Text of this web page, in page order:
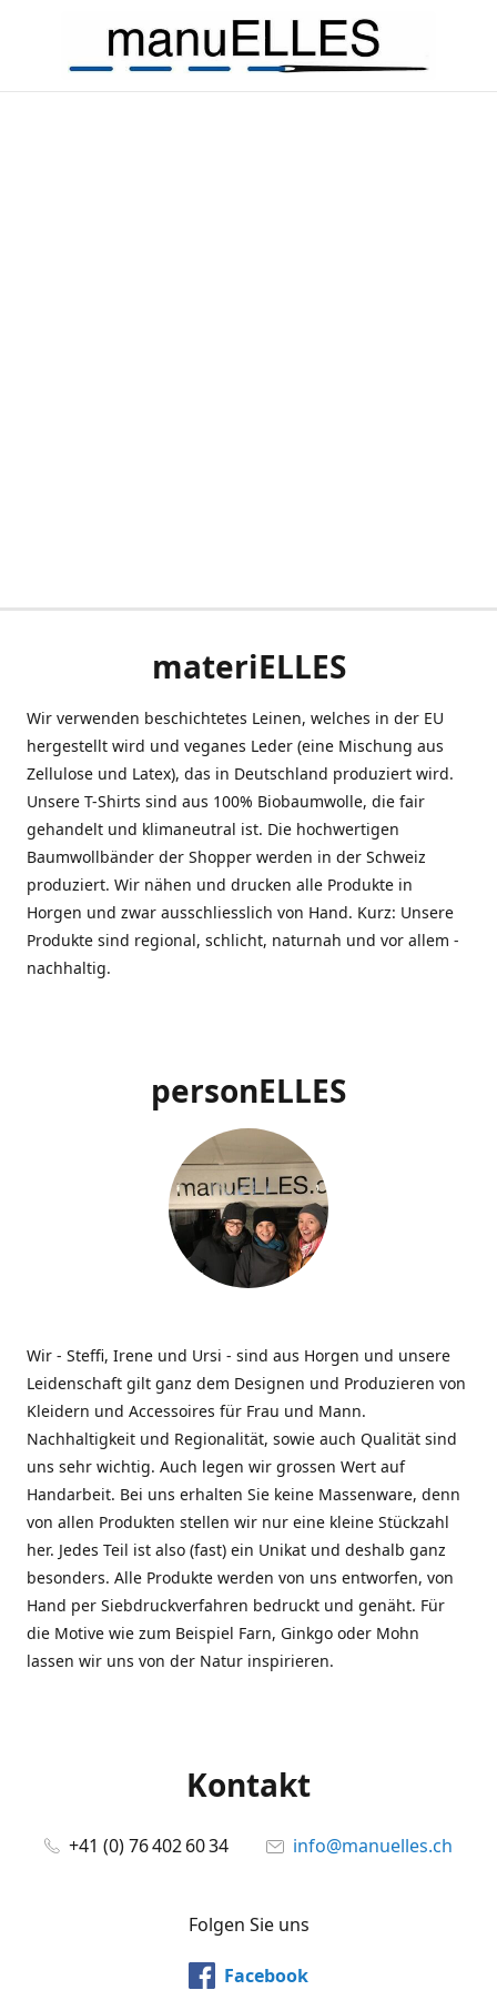
materiELLES
Wir verwenden beschichtetes Leinen, welches in der EU
hergestellt wird und veganes Leder (eine Mischung aus
Zellulose und Latex), das in Deutschland produziert wird.
Unsere T-Shirts sind aus 100% Biobaumwolle, die fair
gehandelt und klimaneutral ist. Die hochwertigen
Baumwollbänder der Shopper werden in der Schweiz
produziert. Wir nähen und drucken alle Produkte in
Horgen und zwar ausschliesslich von Hand. Kurz: Unsere
Produkte sind regional, schlicht, naturnah und vor allem -
nachhaltig.
personELLES
Wir - Steffi, Irene und Ursi - sind aus Horgen und unsere
Leidenschaft gilt ganz dem Designen und Produzieren von
Kleidern und Accessoires für Frau und Mann.
Nachhaltigkeit und Regionalität, sowie auch Qualität sind
uns sehr wichtig. Auch legen wir grossen Wert auf
Handarbeit. Bei uns erhalten Sie keine Massenware, denn
von allen Produkten stellen wir nur eine kleine Stückzahl
her. Jedes Teil ist also (fast) ein Unikat und deshalb ganz
besonders. Alle Produkte werden von uns entworfen, von
Hand per Siebdruckverfahren bedruckt und genäht. Für
die Motive wie zum Beispiel Farn, Ginkgo oder Mohn
lassen wir uns von der Natur inspirieren.
Kontakt
+41 (0) 76 402 60 34 info@manuelles.ch
Folgen Sie uns
Facebook